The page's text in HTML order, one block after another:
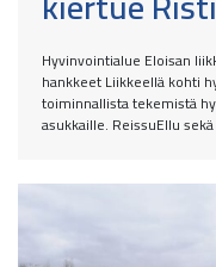
Hyvinvointialue Eloisan
hankkeet Liikkeellä kohti
toiminnallista tekemistä
asukkaille. ReissuEllu